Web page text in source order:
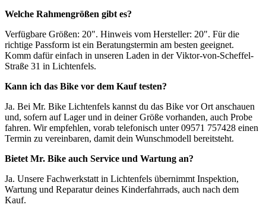
Welche Rahmengrößen gibt es?
Verfügbare Größen: 20". Hinweis vom Hersteller: 20". Für die
richtige Passform ist ein Beratungstermin am besten geeignet.
Komm dafür einfach in unseren Laden in der Viktor-von-Scheffel-
Straße 31 in Lichtenfels.
Kann ich das Bike vor dem Kauf testen?
Ja. Bei Mr. Bike Lichtenfels kannst du das Bike vor Ort anschauen
und, sofern auf Lager und in deiner Größe vorhanden, auch Probe
fahren. Wir empfehlen, vorab telefonisch unter 09571 757428 einen
Termin zu vereinbaren, damit dein Wunschmodell bereitsteht.
Bietet Mr. Bike auch Service und Wartung an?
Ja. Unsere Fachwerkstatt in Lichtenfels übernimmt Inspektion,
Wartung und Reparatur deines Kinderfahrrads, auch nach dem
Kauf.